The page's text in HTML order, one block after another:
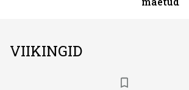
VIIKINGID